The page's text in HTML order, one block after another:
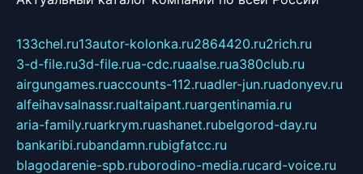
133chel.ru13autor-kolonka.ru2864420.ru2rich.ru
3-d-file.ru3d-file.rua-cdc.ruaalse.rua380club.ru
airgungames.ruaccounts-112.ruadler-jun.ruadonyev.ru
alfeihavsalnassr.rualtaipant.ruargentinamia.ru
aria-family.ruarkrym.ruashanet.rubelgorod-day.ru
bankaribi.rubandamn.rubigfatcc.ru
blagodarenie-spb.ruborodino-media.rucard-voice.ru